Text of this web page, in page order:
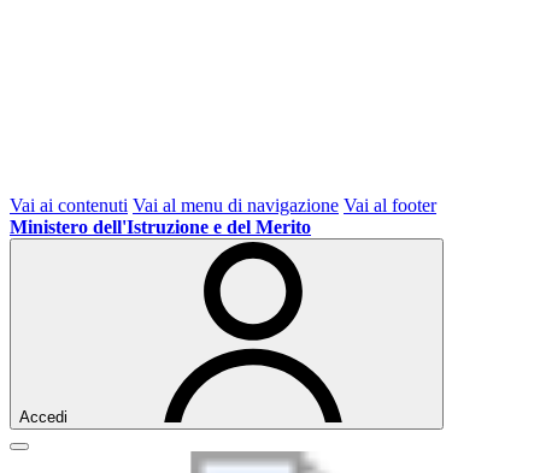
Vai ai contenuti Vai al menu di navigazione Vai al footer
Ministero dell'Istruzione e del Merito
Accedi